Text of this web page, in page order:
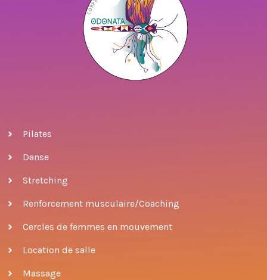
Pilates
Danse
Stretching
Renforcement musculaire/Coaching
Cercles de femmes en mouvement
Location de salle
Massage